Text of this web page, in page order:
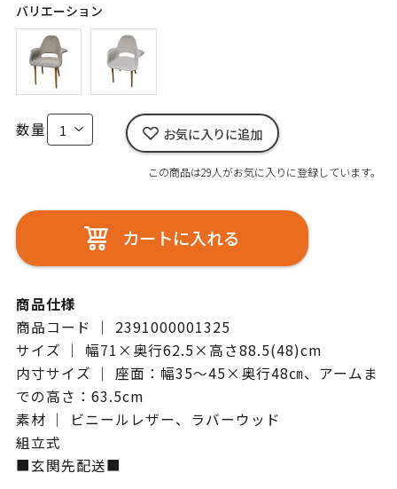
バリエーション
数量 お気に入りに追加
この商品は29人がお気に入りに登録しています。
カートに入れる
商品仕様
商品コード ｜ 2391000001325
サイズ ｜ 幅71×奥行62.5×高さ88.5(48)cm
内寸サイズ ｜ 座面：幅35～45×奥行48㎝、アームま
での高さ：63.5cm
素材 ｜ ビニールレザー、ラバーウッド
組立式
■玄関先配送■